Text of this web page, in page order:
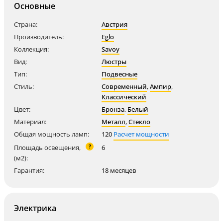
Основные
Страна:
Австрия
Производитель:
Eglo
Коллекция:
Savoy
Вид:
Люстры
Тип:
Подвесные
Стиль:
Современный,Ампир,
Классический
Цвет:
Бронза, Белый
Материал:
Металл,Стекло
Общая мощность ламп:
120 Расчет мощности
Площадь освещения,
(м2):
? 6
Гарантия: 18 месяцев
Электрика